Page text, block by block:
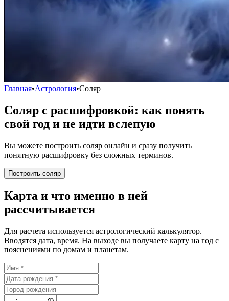
Главная•Астрология•Соляр
Соляр с расшифровкой: как понять
свой год и не идти вслепую
Вы можете построить соляр онлайн и сразу получить
понятную расшифровку без сложных терминов.
Построить соляр
Карта и что именно в ней
рассчитывается
Для расчета используется астрологический калькулятор.
Вводятся дата, время. На выходе вы получаете карту на год с
пояснениями по домам и планетам.